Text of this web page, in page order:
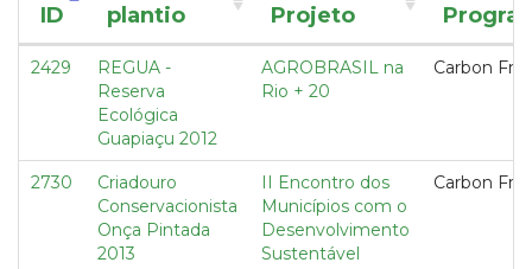
ID
plantio
Projeto
2429
REGUA -
Reserva
Ecológica
Guapiaçu 2012
AGROBRASIL na
Rio + 20
Carbon
2730
Criadouro
Conservacionista
Onça Pintada
2013
II Encontro dos
Municípios com o
Desenvolvimento
Sustentável
Carbon